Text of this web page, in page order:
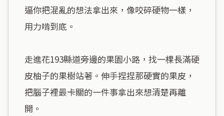
逼你把混亂的想法拿出來，像咬碎硬物一樣，
用力啃到底。
走進花193縣道旁邊的果園小路，找一棵長滿硬
皮柚子的果樹站著。伸手捏捏那硬實的果皮，
把腦子裡最卡關的一件事拿出來想清楚再離
開。